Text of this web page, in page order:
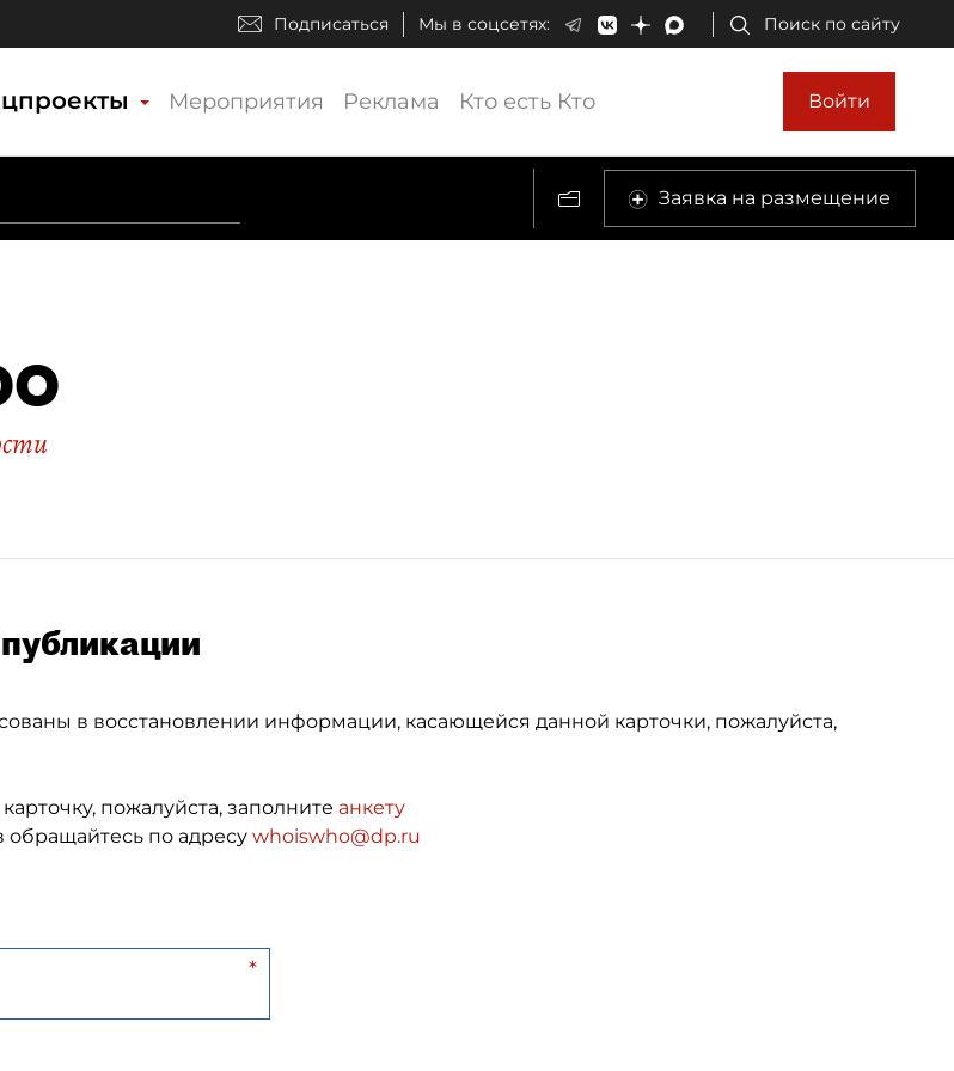
Подписаться Мы в соцсетях: Поиск по сайту
Мероприятия Реклама Кто есть Кто Войти
Заявка на размещение
в восстановлении информации, касающейся данной карточки, пожалуйста,
пожалуйста, заполните анкету
по адресу whoiswho@dp.ru